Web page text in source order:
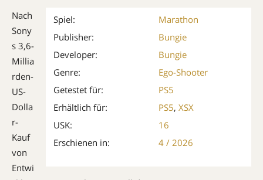
Spiel:
Marathon
Publisher:
Bungie
Developer:
Bungie
Genre:
Ego-Shooter
Getestet für:
PS5
Erhältlich für:
PS5, XSX
USK:
16
Erschienen in:
4 / 2026
Nach
Sony
s 3,6-
Millia
rden-
US-
Dolla
r-
Kauf
von
Entwi